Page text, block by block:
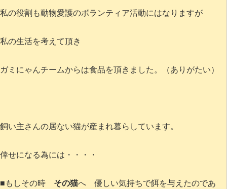
私の役割も動物愛護のボランティア活動にはなりますが
私の生活を考えて頂き
ガミにゃんチームからは食品を頂きました。（ありがたい）
飼い主さんの居ない猫が産まれ暮らしています。
倖せになる為には・・・・
■もしその時 その猫へ 優しい気持ちで餌を与えたのであ